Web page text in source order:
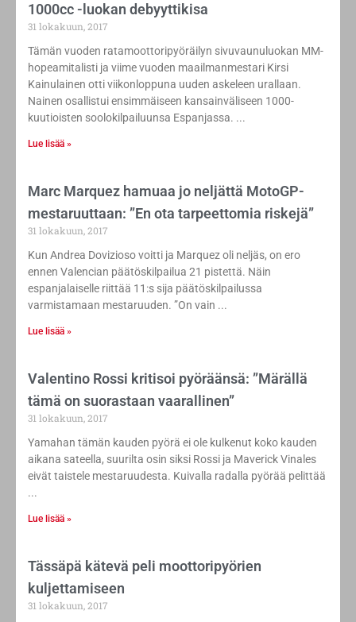
1000cc -luokan debyyttikisa
31 lokakuun, 2017
Tämän vuoden ratamoottoripyöräilyn sivuvaunuluokan MM-
hopeamitalisti ja viime vuoden maailmanmestari Kirsi
Kainulainen otti viikonloppuna uuden askeleen urallaan.
Nainen osallistui ensimmäiseen kansainväliseen 1000-
kuutioisten soolokilpailuunsa Espanjassa.
Lue lisää »
Marc Marquez hamuaa jo neljättä MotoGP-
mestaruuttaan: ”En ota tarpeettomia riskejä”
31 lokakuun, 2017
Kun Andrea Dovizioso voitti ja Marquez oli neljäs, on ero
ennen Valencian päätöskilpailua 21 pistettä. Näin
espanjalaiselle riittää 11:s sija päätöskilpailussa
varmistamaan mestaruuden. ”On vain
Lue lisää »
Valentino Rossi kritisoi pyöräänsä: ”Märällä
tämä on suorastaan vaarallinen”
31 lokakuun, 2017
Yamahan tämän kauden pyörä ei ole kulkenut koko kauden
aikana sateella, suurilta osin siksi Rossi ja Maverick Vinales
eivät taistele mestaruudesta. Kuivalla radalla pyörää pelittää
Lue lisää »
Tässäpä kätevä peli moottoripyörien
kuljettamiseen
31 lokakuun, 2017